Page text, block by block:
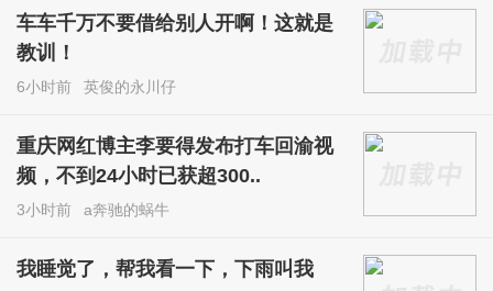
车车千万不要借给别人开啊！这就是
教训！
6小时前 英俊的永川仔
重庆网红博主李要得发布打车回渝视
频，不到24小时已获超300..
3小时前 a奔驰的蜗牛
我睡觉了，帮我看一下，下雨叫我